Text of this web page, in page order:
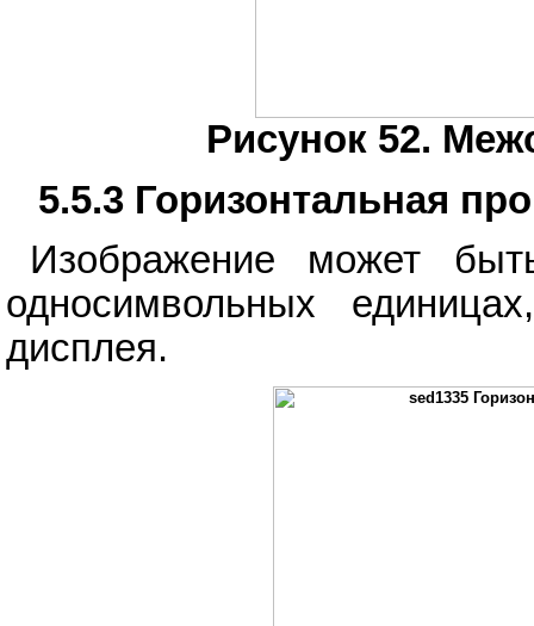
Рисунок 52.
5.5.3 Горизонтальная
Изображение может
односимвольных
дисплея.